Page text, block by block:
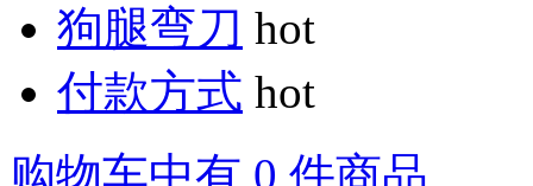
狗腿弯刀 hot
付款方式 hot
购物车中有 0 件商品